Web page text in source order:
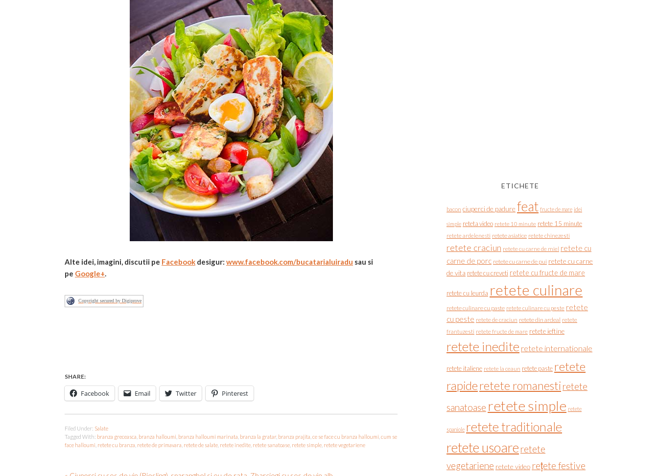
Alte idei, imagini, discutii pe Facebook desigur: www.facebook.com/bucatarialuiradu sau si
pe Google+
Copyright secured by Digiprove
SHARE:
Facebook Email Twitter Pinterest
Filed Under: Salate
Tagged With: branza greceasca branza halloumi branza halloumi marinata branza la gratar, branza prajita ce se face cu branza halloumi cum se
face halloumi retete cu branza retete de primavara retete de salate retete inedite retete sanatoase retete simple retete vegetariene
ETICHETE
bacon ciuperci de padure feat fructe de mare idei
simple reteta video retete 10 minute retete 15 minute
retete ardelenesti retete asiatice retete chinezesti
retete craciun retete cu carne de miel retete cu
carne de porc retete cu carne de pui retete cu carne
de vita retete cu creveti retete cu fructe de mare
retete cu leurda retete culinare
retete culinare cu paste retete culinare cu peste retete
cu peste retete de craciun retete din ardeal retete
frantuzesti retete fructe de mare retete ieftine
retete inedite retete internationale
retete italiene retete la ceaun retete paste retete
rapideretete romanesti retete
sanatoase retete simple retete
spaniole retete traditionale
retete usoare retete
vegetariene retete video rețete festive